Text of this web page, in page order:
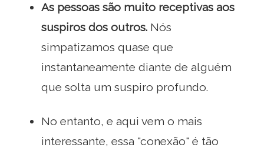
As pessoas são muito receptivas aos
suspiros dos outros. Nós
simpatizamos quase que
instantaneamente diante de alguém
que solta um suspiro profundo.
No entanto, e aqui vem o mais
interessante, essa "conexão" é tão